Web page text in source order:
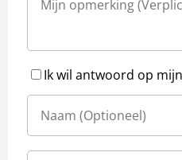
Ik wil antwoord op